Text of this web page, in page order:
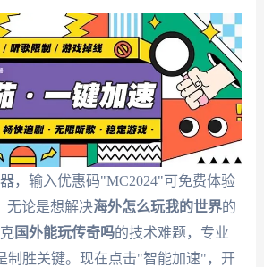
，输入优惠码"MC2024"可免费体验
无论是想解决海外怎么玩我的世界的
国外能玩传奇吗的技术难题，专业
制胜关键。现在点击"智能加速"，开